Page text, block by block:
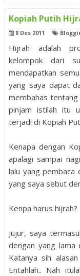
Kopiah Putih
8 Des 2011
Hijrah adalah
kelompok dari
mendapatkan
yang saya dapat
membahas tentang
pinjam istilah itu
terjadi di Kopiah
Kenapa dengan
apalagi sampai
lalu yang pembaca
yang saya sebut
Kenpa harus hijrah?
Jujur, saya
dengan yang lama
Katanya sih
Entahlah.. Nah